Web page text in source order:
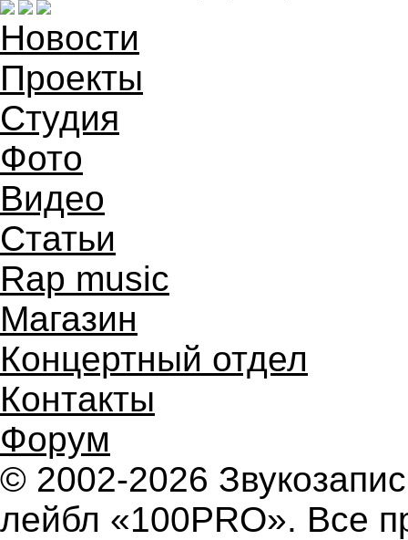
Новости
Проекты
Студия
Фото
Видео
Статьи
Rap music
Магазин
Концертный отдел
Контакты
Форум
© 2002-2026
лейбл «100PRO». Все